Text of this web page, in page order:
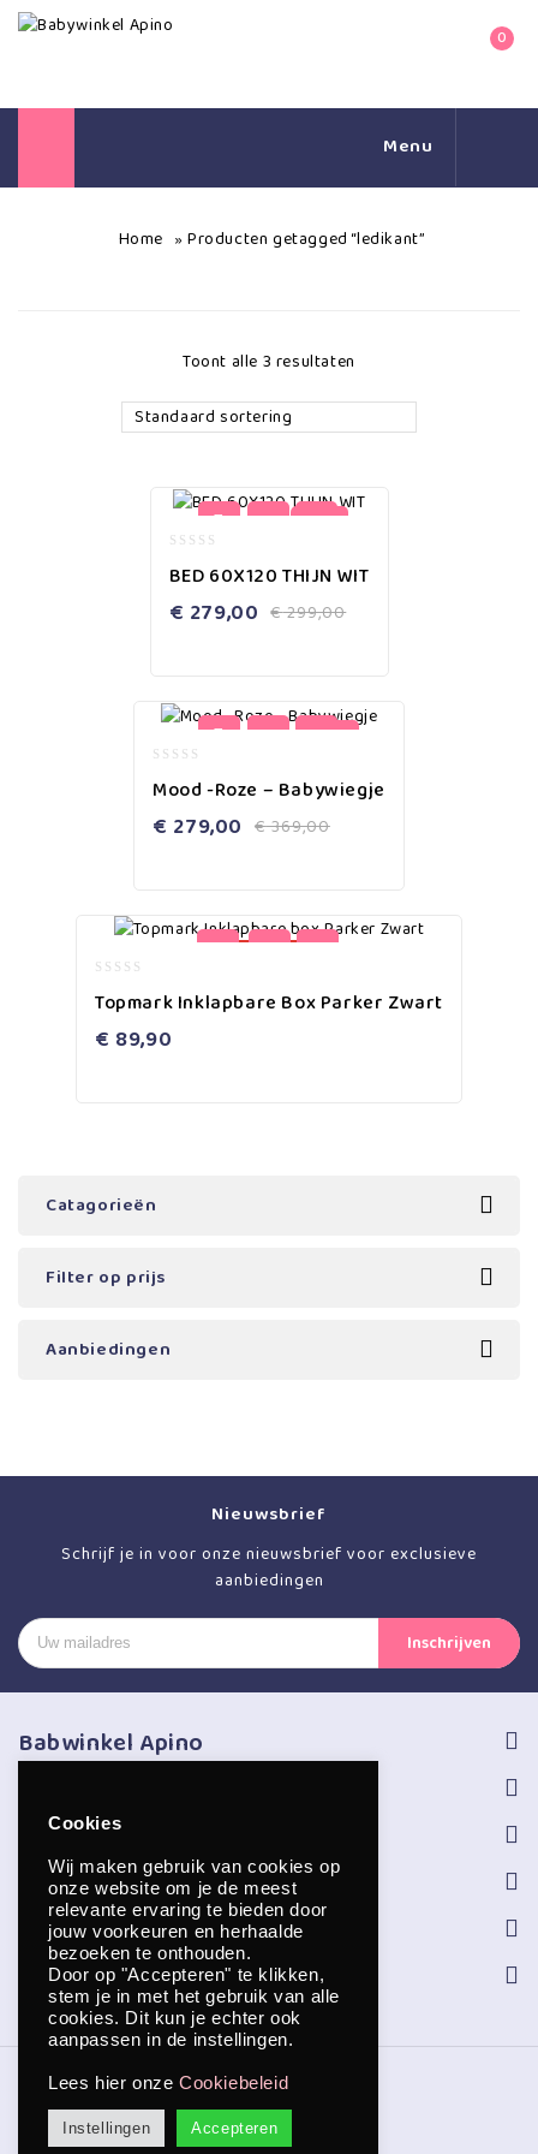
0
Menu
Home » Producten getagged “ledikant”
Toont alle 3 resultaten
Standaard sortering
-7%
out
5
BED 60X120 THIJN WIT
€299,00
€ 279,00
-24%
out
5
Mood -Roze – Babywiegje
€369,00
€ 279,00
out
5
Topmark Inklapbare Box Parker Zwart
€ 89,90
Catagorieën
Filter op prijs
Aanbiedingen
Nieuwsbrief
Schrijf je in voor onze nieuwsbrief voor exclusieve
aanbiedingen
Babwinkel Apino
Informatie
Service
Openingstijden
Contact
Copyright © 2026 Apino
Cookies
Wij maken gebruik van cookies op
onze website om je de meest
relevante ervaring te bieden door
jouw voorkeuren en herhaalde
bezoeken te onthouden.
Door op "Accepteren" te klikken,
stem je in met het gebruik van alle
cookies. Dit kun je echter ook
aanpassen in de instellingen.
Lees hier onze Cookiebeleid
Instellingen Accepteren